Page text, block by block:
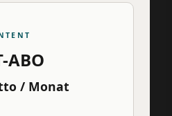
ABO
/ Monat